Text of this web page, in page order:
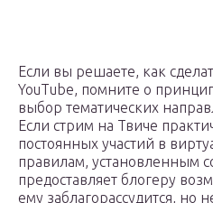
Если вы решаете, как
YouTube, помните о
выбор тематических
Если стрим на Твиче
постоянных участий в
правилам, установленным
предоставляет блогеру
ему заблагорассудится, но